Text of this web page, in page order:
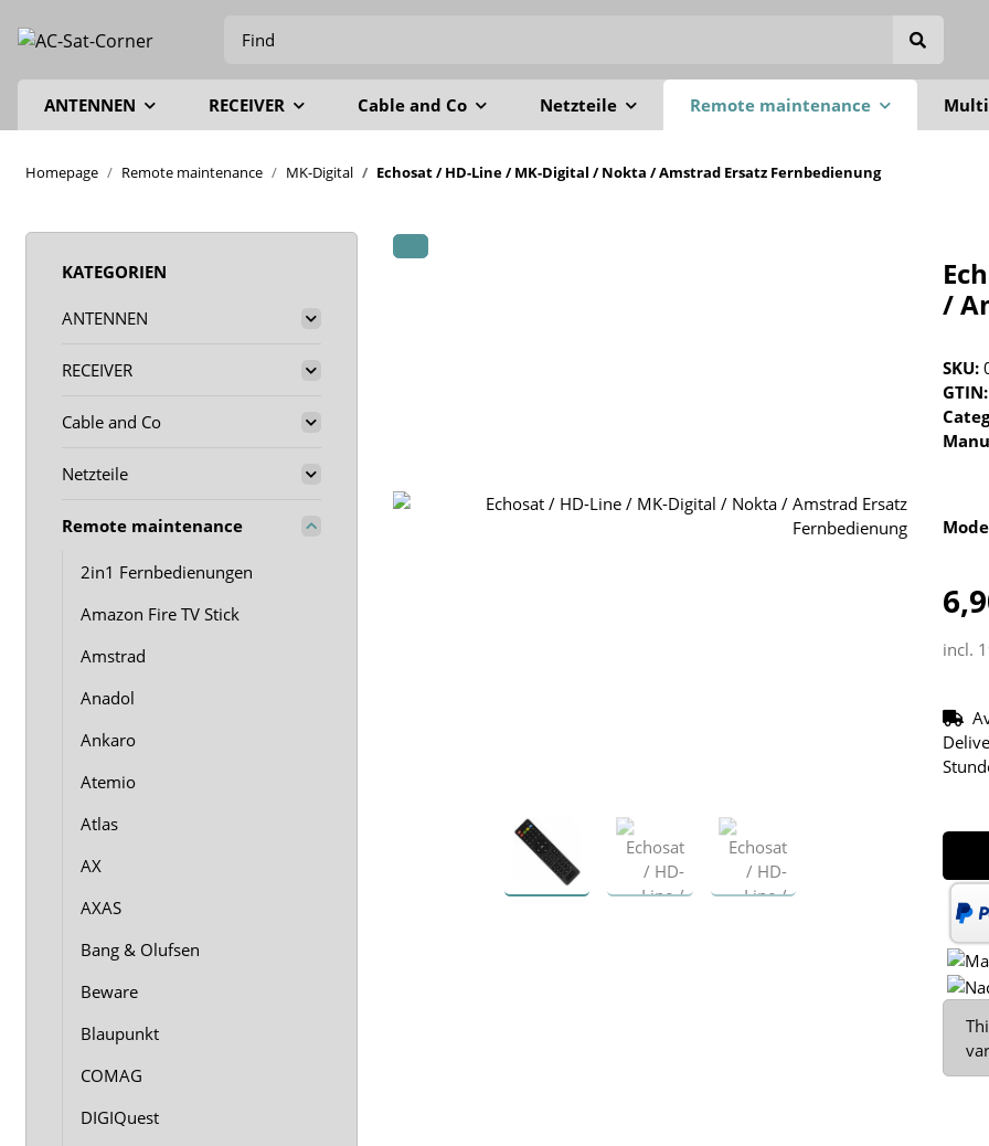
ANTENNEN RECEIVER Cable and Co Netzteile Remote maintenance
Homepage Remote maintenance MK-Digital Echosat / HD-Line / MK-Digital / Nokta / Amstrad Ersatz Fernbedienung
/
SKU:
GTIN:
incl.
x
KATEGORIEN
ANTENNEN
RECEIVER
Cable and Co
Netzteile
Remote maintenance
2in1 Fernbedienungen
Amazon Fire TV Stick
Amstrad
Anadol
Ankaro
Atemio
Atlas
AX
AXAS
Bang & Olufsen
Beware
Blaupunkt
COMAG
DIGIQuest